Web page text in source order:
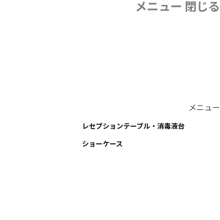
メニュー 閉じる
メニュー
レセプションテーブル・消毒液台
ショーケース